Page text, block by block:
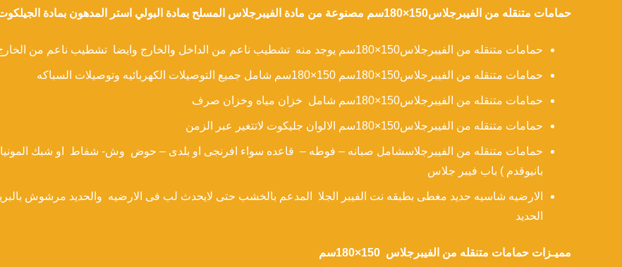
حمامات متنقله من الفيبرجلاس150×180سم مصنوعة من مادة الفيبرجلاس المسلح بمادة البولي استر المدهون بمادة الجيلكوت الملساء التي تتحمل العوامل الجوية
حمامات متنقله من الفيبرجلاس150×180سم يوجد منه تشطيب ناعم من الداخل والخارج وايضا تشطيب ناعم من الخارج وجيد من الداخل
حمامات متنقله من الفيبرجلاس150×180سم 150×180سم شامل جميع التوصيلات الكهربائيه وتوصيلات السباكه
حمامات متنقله من الفيبرجلاس150×180سم شامل خزان مياه وخزان صرف
حمامات متنقله من الفيبرجلاس150×180سم الالوان جليكوت لاتتغير عبر الزمن
بانيوقدم ) باب فيبر جلاس
الارضيه شاسيه حديد مغطى بطبقه نت الفيبر الجلا المدعم بالخشب حتى لايحدث لب فى الارضيه والحديد مرشوش
الحديد
مميـزات حمامات متنقله من الفيبرجلاس 150×180سم